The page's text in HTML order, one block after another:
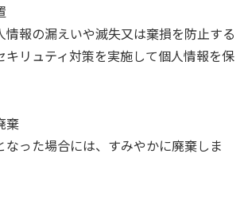
情報の漏えいや滅失又は棄損を防止する
キリュティ対策を実施して個人情報を保
棄
なった場合には、すみやかに廃棄しま